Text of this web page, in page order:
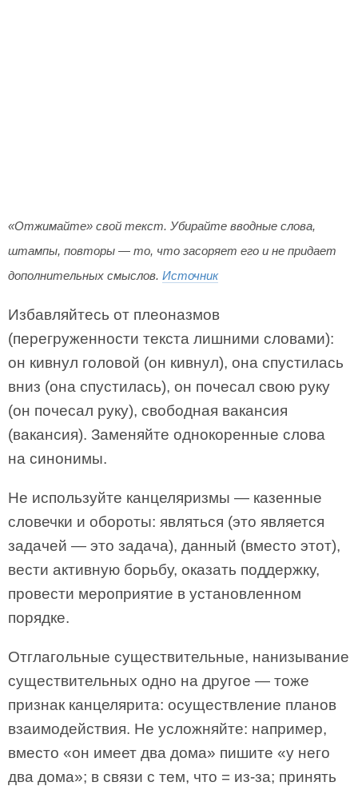
«Отжимайте» свой текст. Убирайте вводные слова,
штампы, повторы — то, что засоряет его и не придает
дополнительных смыслов. Источник
Избавляйтесь от плеоназмов
(перегруженности текста лишними словами):
он кивнул головой (он кивнул), она спустилась
вниз (она спустилась), он почесал свою руку
(он почесал руку), свободная вакансия
(вакансия). Заменяйте однокоренные слова
на синонимы.
Не используйте канцеляризмы — казенные
словечки и обороты: являться (это является
задачей — это задача), данный (вместо этот),
вести активную борьбу, оказать поддержку,
провести мероприятие в установленном
порядке.
Отглагольные существительные, нанизывание
существительных одно на другое — тоже
признак канцелярита: осуществление планов
взаимодействия. Не усложняйте: например,
вместо «он имеет два дома» пишите «у него
два дома»; в связи с тем, что = из-за; принять